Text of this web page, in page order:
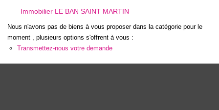
Nous Rejoindre
Nos Actualités
CONTACT
Immobilier LE BAN SAINT MARTIN
Nous n'avons pas de biens à vous proposer dans la catégorie pour le
moment , plusieurs options s'offrent à vous :
Transmettez-nous votre demande